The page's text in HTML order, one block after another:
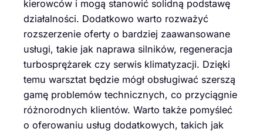
kierowców i mogą stanowić solidną podstawę
działalności. Dodatkowo warto rozważyć
rozszerzenie oferty o bardziej zaawansowane
usługi, takie jak naprawa silników, regeneracja
turbosprężarek czy serwis klimatyzacji. Dzięki
temu warsztat będzie mógł obsługiwać szerszą
gamę problemów technicznych, co przyciągnie
różnorodnych klientów. Warto także pomyśleć
o oferowaniu usług dodatkowych, takich jak